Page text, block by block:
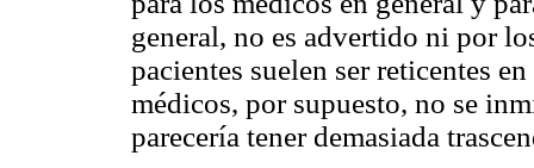
general, no es advertido ni por
pacientes suelen ser reticentes
médicos, por supuesto, no se
parecería tener demasiada